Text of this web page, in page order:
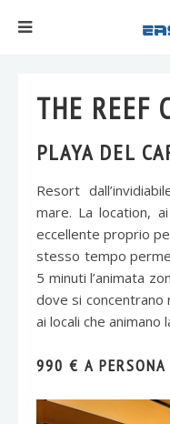
THE REEF
PLAYA DEL
Resort
mare. La location,
eccellente proprio
stesso tempo
5 minuti l’animata
dove si
ai locali che
990 € A PERSONA